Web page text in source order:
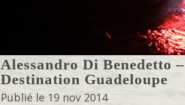
Alessandro Di Benedetto
Destination Guadeloupe
Publié le 19 nov 2014